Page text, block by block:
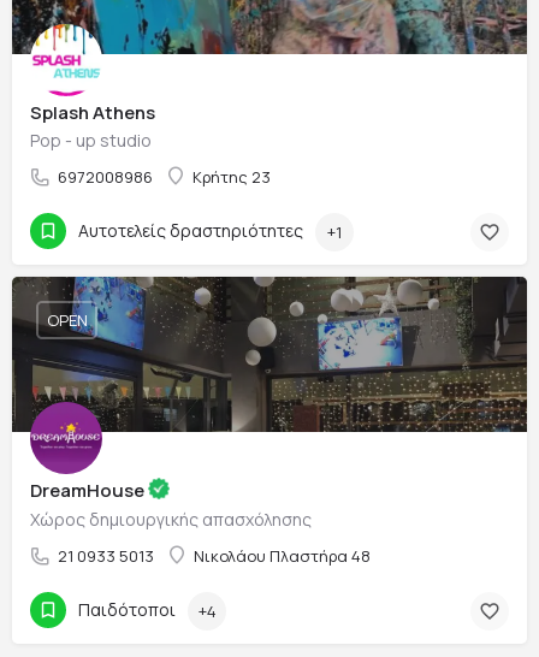
Splash Athens
Pop - up studio
6972008986 Κρήτης 23
Αυτοτελείς δραστηριότητες +1
DreamHouse
Χώρος δημιουργικής απασχόλησης
21 0933 5013 Νικολάου Πλαστήρα 48
OPEN
Παιδότοποι +4